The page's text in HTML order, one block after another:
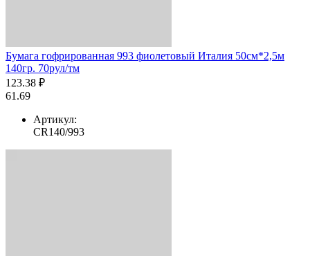
Бумага гофрированная 993 фиолетовый Италия 50см*2,5м
140гр. 70рул/тм
123.38 ₽
61.69
Артикул:
CR140/993